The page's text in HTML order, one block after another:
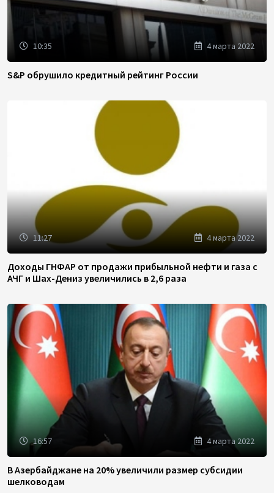
10:35 4 марта 2022
S&P обрушило кредитный рейтинг России
11:27 4 марта 2022
Доходы ГНФАР от продажи прибыльной нефти и газа с
АЧГ и Шах-Дениз увеличились в 2,6 раза
16:57 4 марта 2022
В Азербайджане на 20% увеличили размер субсидии
шелководам